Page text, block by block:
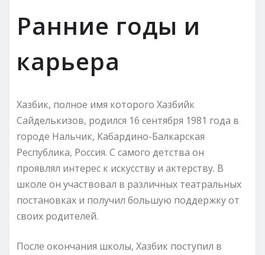
Ранние годы и
карьера
Хазбик, полное имя которого Хазбийк
Сайделькизов, родился 16 сентября 1981 года в
городе Нальчик, Кабардино-Балкарская
Республика, Россия. С самого детства он
проявлял интерес к искусству и актерству. В
школе он участвовал в различных театральных
постановках и получил большую поддержку от
своих родителей.
После окончания школы, Хазбик поступил в